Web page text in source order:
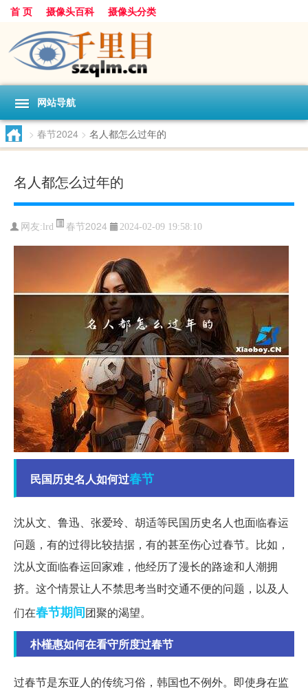
首 页 摄像头百科 摄像头分类
网站导航
> 春节2024 > 名人都怎么过年的
名人都怎么过年的
网友: lrd 春节2024 2024-02-09 19:58:10
民国历史名人如何过春节
沈从文、鲁迅、张爱玲、胡适等民国历史名人也面临春运
问题，有的过得比较拮据，有的甚至伤心过春节。比如，
沈从文面临春运回家难，他经历了漫长的路途和人潮拥
挤。这个情景让人不禁思考当时交通不便的问题，以及人
们在春节期间团聚的渴望。
朴槿惠如何在看守所度过春节
过春节是东亚人的传统习俗，韩国也不例外。即使身在监